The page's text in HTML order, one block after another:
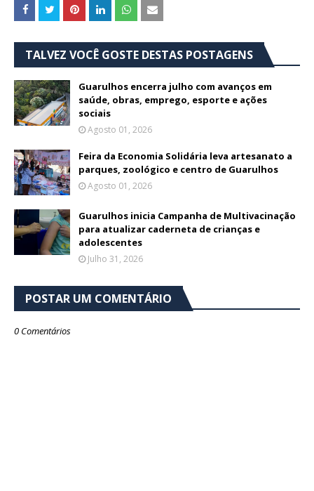
TALVEZ VOCÊ GOSTE DESTAS POSTAGENS
Guarulhos encerra julho com avanços em
saúde, obras, emprego, esporte e ações
sociais
Agosto 01, 2026
Feira da Economia Solidária leva artesanato a
parques, zoológico e centro de Guarulhos
Agosto 01, 2026
Guarulhos inicia Campanha de Multivacinação
para atualizar caderneta de crianças e
adolescentes
Julho 31, 2026
POSTAR UM COMENTÁRIO
0 Comentários